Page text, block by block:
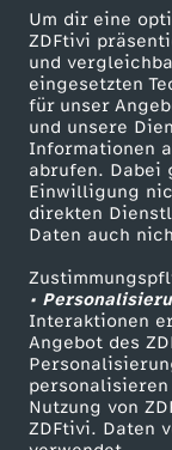
Um dir eine
ZDFtivi
und
eingesetzten
für unser
und unsere
Informationen
abrufen. Dabei
Einwilligung
direkten
Daten auch
•
Interaktionen
Angebot des
Nutzung von
ZDFtivi. Daten
i
c
h
?
-
I
s
Mehr ZDF
ZDF-Apps
Smart TV
ZDFtext
Livestreams
Sendungen A-Z
TV-Programm